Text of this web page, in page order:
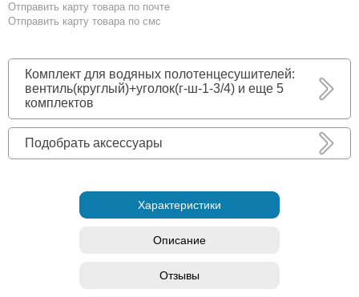
Отправить карту товара по почте
Отправить карту товара по смс
Комплект для водяных полотенцесушителей:
вентиль(круглый)+уголок(г-ш-1-3/4) и еще 5
комплектов
Подобрать аксессуары
Характеристики
Описание
Отзывы